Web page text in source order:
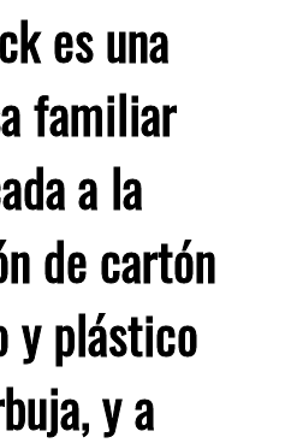
es una
familiar
a la
de cartón
y plástico
y a